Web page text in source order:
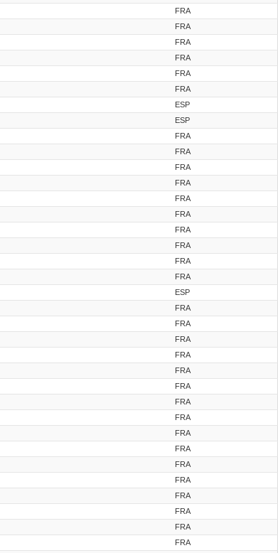
FRA
FRA
FRA
FRA
FRA
FRA
ESP
ESP
FRA
FRA
FRA
FRA
FRA
FRA
FRA
FRA
FRA
FRA
ESP
FRA
FRA
FRA
FRA
FRA
FRA
FRA
FRA
FRA
FRA
FRA
FRA
FRA
FRA
FRA
FRA